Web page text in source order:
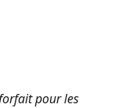
pour les